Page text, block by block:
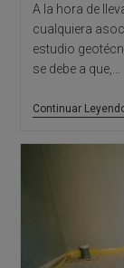
A la hora de
cualquiera
estudio
se debe a que,…
Continuar